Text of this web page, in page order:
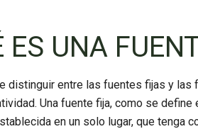
ES UNA
distinguir entre las fuentes fijas y las
Una fuente fija, como se define
en un solo lugar, que tenga